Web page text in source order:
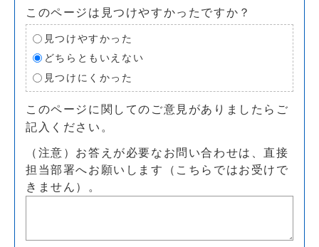
このページは見つけやすかったですか？
見つけやすかった
どちらともいえない
見つけにくかった
このページに関してのご意見がありましたらご
記入ください。
（注意）お答えが必要なお問い合わせは、直接
担当部署へお願いします（こちらではお受けで
きません）。